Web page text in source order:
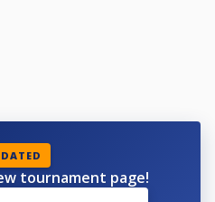
tournament page!